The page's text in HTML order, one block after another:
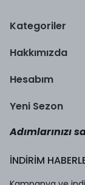
Kategoriler
Hakkımızda
Hesabım
Yeni Sezon
Adımlarınızı
İNDİRİM